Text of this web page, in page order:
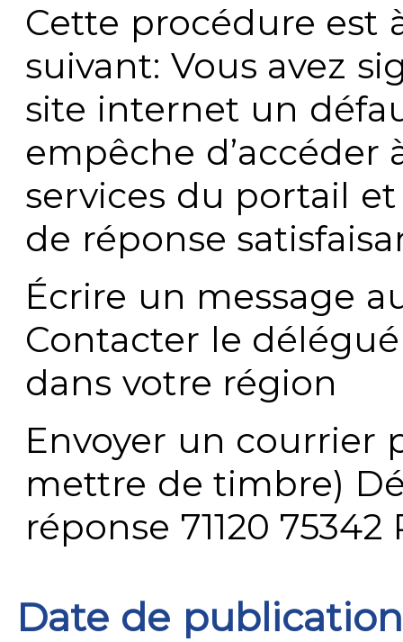
Cette procédure est
suivant: Vous avez
site internet un
empêche
services du portail
de réponse
Écrire un message
Contacter le
dans votre région
Envoyer un courrier
mettre de timbre)
réponse 71120 75342
Date de publication